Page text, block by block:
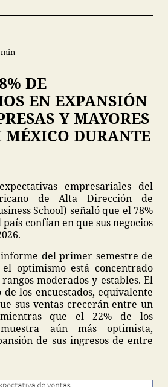
DE
EN EXPANSIÓN
Y MAYORES
MÉXICO DURANTE
empresariales del
de Alta Dirección de
School) señaló que el 78%
confían en que sus negocios
del primer semestre de
optimismo está concentrado
moderados y estables. El
los encuestados, equivalente
sus ventas crecerán entre un
que el 22% de los
aún más optimista,
de sus ingresos de entre